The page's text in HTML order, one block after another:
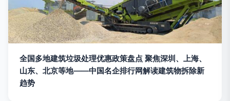
全国多地建筑垃圾处理优惠政策盘点 聚焦深圳、上海、
山东、北京等地——中国名企排行网解读建筑物拆除新
趋势